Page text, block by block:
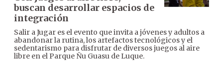
buscan desarrollar espacios de
integración
Salir a Jugar es el evento que invita a jóvenes y adultos a
abandonar la rutina, los artefactos tecnológicos y el
sedentarismo para disfrutar de diversos juegos al aire
libre en el Parque Ñu Guasu de Luque.